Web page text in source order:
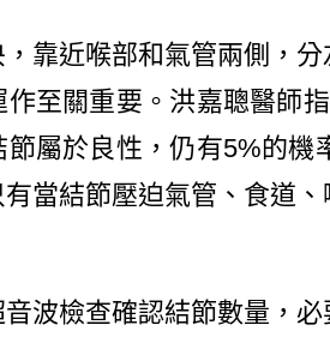
近喉部和氣管兩側，分
至關重要。洪嘉聰醫師
屬於良性，仍有5%的機
當結節壓迫氣管、食道
檢查確認結節數量，必